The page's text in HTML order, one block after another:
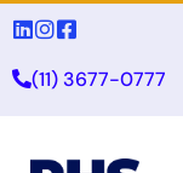
(11) 3677-0777